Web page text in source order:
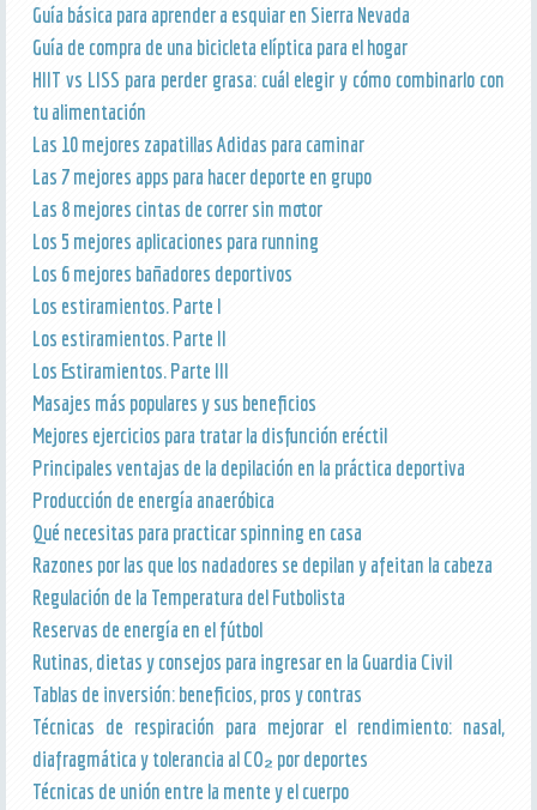
Guía básica para aprender a esquiar en Sierra Nevada
Guía de compra de una bicicleta elíptica para el hogar
HIIT vs LISS para perder grasa: cuál elegir y cómo combinarlo con
tu alimentación
Las 10 mejores zapatillas Adidas para caminar
Las 7 mejores apps para hacer deporte en grupo
Las 8 mejores cintas de correr sin motor
Los 5 mejores aplicaciones para running
Los 6 mejores bañadores deportivos
Los estiramientos. Parte I
Los estiramientos. Parte II
Los Estiramientos. Parte III
Masajes más populares y sus beneficios
Mejores ejercicios para tratar la disfunción eréctil
Principales ventajas de la depilación en la práctica deportiva
Producción de energía anaeróbica
Qué necesitas para practicar spinning en casa
Razones por las que los nadadores se depilan y afeitan la cabeza
Regulación de la Temperatura del Futbolista
Reservas de energía en el fútbol
Rutinas, dietas y consejos para ingresar en la Guardia Civil
Tablas de inversión: beneficios, pros y contras
Técnicas de respiración para mejorar el rendimiento: nasal,
diafragmática y tolerancia al CO₂ por deportes
Técnicas de unión entre la mente y el cuerpo